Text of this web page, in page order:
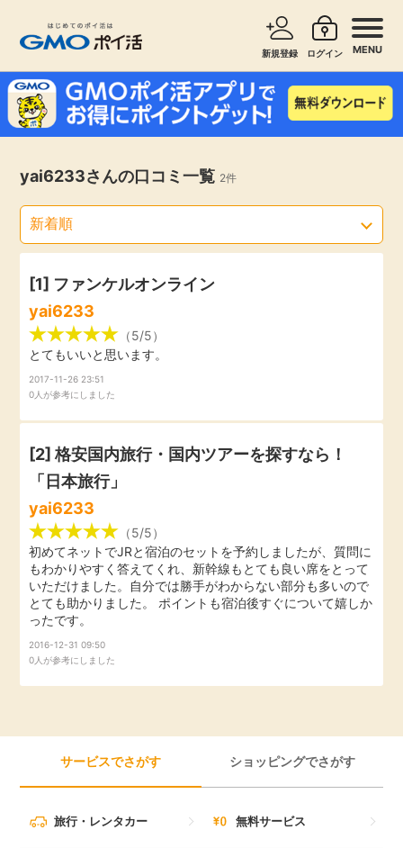
新規登録 ログイン MENU
お知らせ
新着
高還元
無料
即日還元
ゲーム
買い物
モニター
ポイ活お得情報
カード比較
毎日ゲット
サービスで探す ショッピングで探す
旅行・レンタカー
エンタメ
クレジットカード
暮らし
買取・査定
学び
進学・教育
美容・健康
家計の固定費
yai6233さんの口コミ一覧 2件
[1] ファンケルオンライン
yai6233
（5/5）
とてもいいと思います。
2017-11-26 23:51
0人が参考にしました
[2] 格安国内旅行・国内ツアーを探すなら！
「日本旅行」
yai6233
（5/5）
初めてネットでJRと宿泊のセットを予約しましたが、質問に
もわかりやすく答えてくれ、新幹線もとても良い席をとって
いただけました。自分では勝手がわからない部分も多いので
とても助かりました。 ポイントも宿泊後すぐについて嬉しか
ったです。
2016-12-31 09:50
0人が参考にしました
サービスでさがす ショッピングでさがす
旅行・レンタカー 無料サービス